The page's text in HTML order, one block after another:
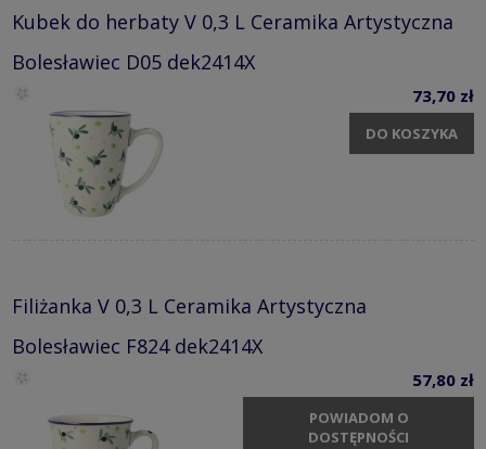
Kubek do herbaty V 0,3 L Ceramika Artystyczna
Bolesławiec D05 dek2414X
73,70 zł
DO KOSZYKA
Filiżanka V 0,3 L Ceramika Artystyczna
Bolesławiec F824 dek2414X
57,80 zł
POWIADOM O
DOSTĘPNOŚCI